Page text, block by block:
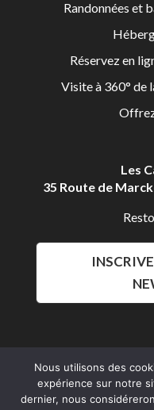
Randonnées et
Réservez en
Visite à 360° de
Les
35 Route de
Nous utilisons des
expérience sur notre
dernier, nous